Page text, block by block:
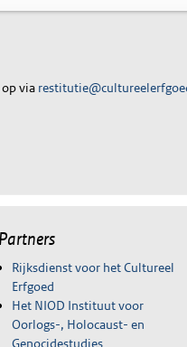
via
Partners
Rijksdienst voor het Cultureel
Erfgoed
Het NIOD Instituut voor
Oorlogs-, Holocaust- en
Genocidestudies